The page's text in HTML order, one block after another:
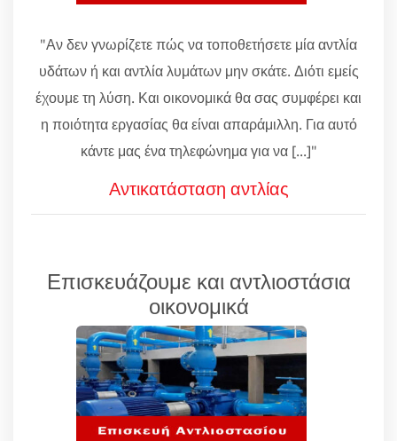
"Αν δεν γνωρίζετε πώς να τοποθετήσετε μία αντλία
υδάτων ή και αντλία λυμάτων μην σκάτε. Διότι εμείς
έχουμε τη λύση. Και οικονομικά θα σας συμφέρει και
η ποιότητα εργασίας θα είναι απαράμιλλη. Για αυτό
κάντε μας ένα τηλεφώνημα για να [...]"
Αντικατάσταση αντλίας
Επισκευάζουμε και αντλιοστάσια
οικονομικά